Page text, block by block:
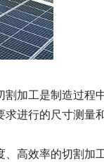
加工是制造过程
进行的尺寸测量
高效率的切割加